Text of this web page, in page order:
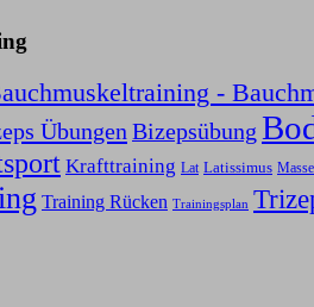
-
Übungen Bizepsübung
Krafttraining Lat Latissimus
Training Rücken Trainingsplan